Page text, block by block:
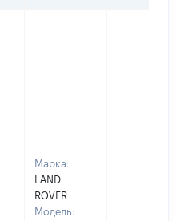
Марка:
LAND
ROVER
Модель: